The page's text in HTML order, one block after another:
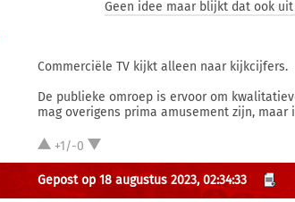
Geen idee maar blijkt dat ook
Commerciële TV kijkt alleen naar kijkcijfers.
De publieke omroep is ervoor om
mag overigens prima amusement zijn,
+1/-0
Gepost op 18 augustus 2023, 02:34:33